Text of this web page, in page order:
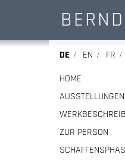
DE EN FR
HOME
AUSSTELLUNGEN
ZUR PERSON